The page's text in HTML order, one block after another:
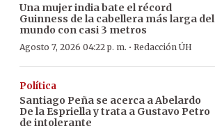
Una mujer india bate el récord
Guinness de la cabellera más larga del
mundo con casi 3 metros
Agosto 7, 2026 04:22 p. m. · Redacción ÚH
Política
Santiago Peña se acerca a Abelardo
De la Espriella y trata a Gustavo Petro
de intolerante